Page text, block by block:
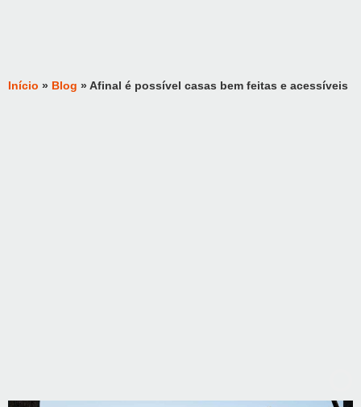
Início » Blog » Afinal é possível casas bem feitas e acessíveis